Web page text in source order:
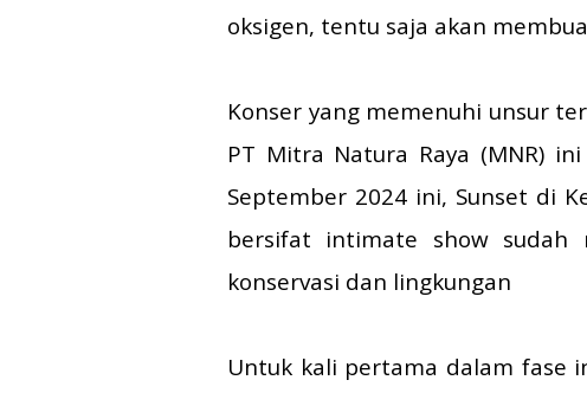
oksigen, tentu saja akan
Konser yang memenuhi unsur
PT Mitra Natura Raya (MNR)
September 2024 ini, Sunset di
bersifat intimate show sudah
konservasi dan lingkungan
Untuk kali pertama dalam fase